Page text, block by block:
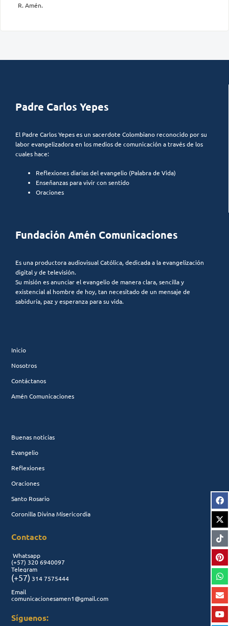
R. Amén.
Padre Carlos Yepes
El Padre Carlos Yepes es un sacerdote Colombiano reconocido por su
labor evangelizadora en los medios de comunicación a través de los
cuales hace:
Reflexiones diarias del evangelio (Palabra de Vida)
Enseñanzas para vivir con sentido
Oraciones
Fundación Amén Comunicaciones
Es una productora audiovisual Católica, dedicada a la evangelización
digital y de televisión.
Su misión es anunciar el evangelio de manera clara, sencilla y
existencial al hombre de hoy, tan necesitado de un mensaje de
sabiduría, paz y esperanza para su vida.
Inicio
Nosotros
Contáctanos
Amén Comunicaciones
Buenas noticias
Evangelio
Reflexiones
Oraciones
Santo Rosario
Coronilla Divina Misericordia
Contacto
Whatsapp
(+57) 320 6940097
Telegram
(+57) 314 7575444
Email
comunicacionesamen1@gmail.com
Síguenos: